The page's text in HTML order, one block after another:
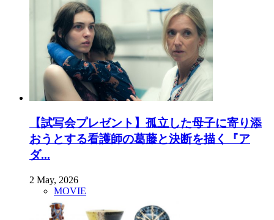
【試写会プレゼント】孤立した母子に寄り添
おうとする看護師の葛藤と決断を描く『ア
ダ...
2 May, 2026
MOVIE